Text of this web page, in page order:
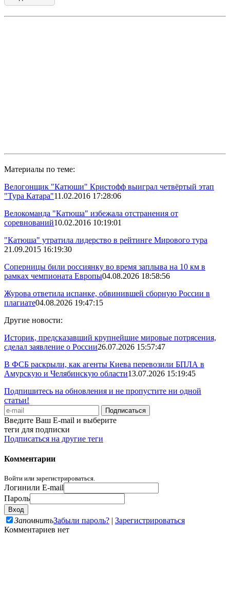
Материалы по теме:
Велогонщик "Катюши" Кристофф выиграл четвёртый этап
"Тура Катара"11.02.2016 17:28:06
Велокоманда "Катюша" избежала отстранения от
соревнований10.02.2016 10:19:01
"Катюша" утратила лидерство в рейтинге Мирового тура
21.09.2015 16:19:30
Соперницы били россиянку во время заплыва на 10 км в
рамках чемпионата Европы04.08.2026 18:58:56
Журова ответила испанке, обвинившей сборную России в
плагиате04.08.2026 19:47:15
Другие новости:
Историк, предсказавший крупнейшие мировые потрясения,
сделал заявление о России26.07.2026 15:57:47
В ФСБ раскрыли, как агенты Киева перевозили БПЛА в
Амурскую и Челябинскую области13.07.2026 15:19:45
Подпишитесь на обновления и не пропустите ни одной
статьи!
Введите Ваш E-mail и выберите
теги для подписки
Подписаться на другие теги
Комментарии
Войти или зарегистрироваться.
Логинили E-mail
Пароль
ЗапомнитьЗабыли пароль? | Зарегистрироваться
Комментариев нет